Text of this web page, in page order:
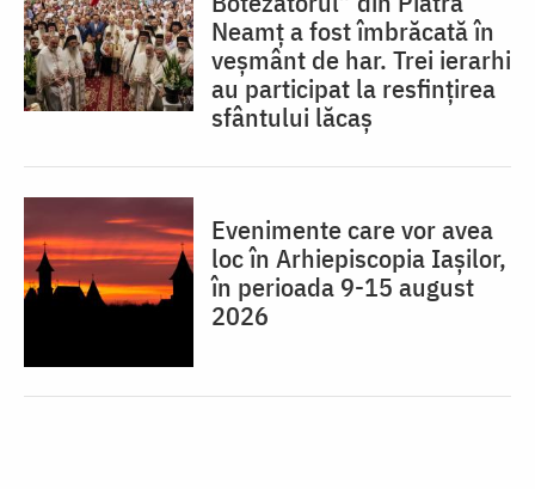
Neamț a fost îmbrăcată în
veșmânt de har. Trei ierarhi
au participat la resfințirea
sfântului lăcaș
Evenimente care vor avea
loc în Arhiepiscopia Iaşilor,
în perioada 9-15 august
2026